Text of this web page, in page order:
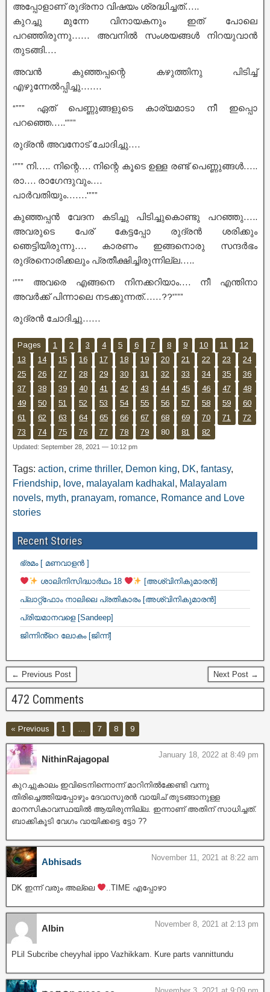
അപ്പോളാണ് രുദ്രനാ വിഷയം ശ്രദ്ധിച്ചത്…..
കുറച്ചു മുന്നേ വിനായകനും ഇത് പോലെ
പറഞ്ഞിരുന്നു…… അവനിൽ സംശയങ്ങൾ നിറയുവാൻ
തുടങ്ങി….
അവൻ കുഞ്ഞപ്പന്റെ കഴുത്തിനു പിടിച്ച്
എഴുന്നേൽപ്പിച്ചു…….
“””” ഏത് പെണ്ണുങ്ങളുടെ കാര്യമാടാ നീ ഇപ്പൊ
പറഞ്ഞെ…..'”””
രുദ്രൻ അവനോട് ചോദിച്ചു….
‘””” നി….. നിന്റെ…. നിന്റെ കൂടെ ഉള്ള രണ്ട് പെണ്ണുങ്ങൾ…..
രാ…. രാഗേന്ദുവും….
പാർവതിയും…….'”””
കുഞ്ഞപ്പൻ വേദന കടിച്ചു പിടിച്ചുകൊണ്ടു പറഞ്ഞു…..
അവരുടെ പേര് കേട്ടപ്പോ രുദ്രൻ ശരിക്കും
ഞെട്ടിയിരുന്നു…. കാരണം ഇങ്ങനൊരു സന്ദർഭം
രുദ്രനൊരിക്കലും പ്രതീക്ഷിച്ചിരുന്നില്ല…..
‘””” അവരെ എങ്ങനെ നിനക്കറിയാം…. നീ എന്തിനാ
അവർക്ക് പിന്നാലെ നടക്കുന്നത്……??'”””
രുദ്രൻ ചോദിച്ചു……
Pages 1 2 3 4 5 6 7 8 9 10 11
12
13
14 15 16 17 18 19 20 21 22 23
24
25
26 27 28 29 30 31 32 33 34 35
36
37
38 39 40 41 42 43 44 45 46 47
48
49
50 51 52 53 54 55 56 57 58 59
60
61
62 63 64 65 66 67 68 69 70 71
72
73
74 75 76 77 78 79 80 81 82
Updated: September 28, 2021 — 10:12 pm
Tags: action, crime thriller, Demon king, DK, fantasy,
Friendship, love, malayalam kadhakal , Malayalam
novels, myth, pranayam, romance, Romance and Love
stories
Recent Stories
ഭ്രമം [ മണവാളൻ ]
ശാലിനിസിദ്ധാർഥം 18
[അശ്വിനികുമാരൻ]
പ്ലാറ്റ്ഫോം നാലിലെ പ്രതികാരം [അശ്വിനികുമാരൻ]
പ്രിയമാനവളെ [Sandeep]
ജിന്നിൻ്റെ ലോകം [ജിന്ന്]
← Previous Post Next Post →
472 Comments
« Previous 1 7 8 9
NithinRajagopal January 18, 2022 at 8:49 pm
കുറച്ചുകാലം ഇവിടെനിന്നൊന്ന് മാറിനിൽക്കേണ്ടി വന്നു
തിരിച്ചെത്തിയപ്പോഴും ദേവാസുരൻ വായിച് തുടങ്ങാനുള്ള
മാനസികാവസ്ഥയിൽ ആയിരുന്നില്ല. ഇന്നാണ് അതിന് സാധിച്ചത്.
ബാക്കികൂടി വേഗം വായിക്കട്ടെ ട്ടോ ??
Abhisads November 11, 2021 at 8:22 am
DK ഇന്ന് വരും അല്ലെ ..TIME എപ്പോഴാ
Albin November 8, 2021 at 2:13 pm
PLil Subcribe cheyyhal ippo Vazhikkam. Kure parts vannittundu